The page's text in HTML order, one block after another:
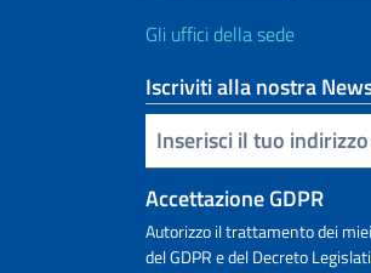
Gli uffici della sede
Iscriviti alla nostra
Inserisci la tua email
Accettazione GDPR
Autorizzo il trattamento dei
del GDPR e del Decreto